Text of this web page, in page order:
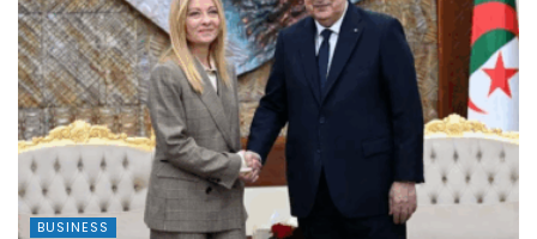
BUSINESS